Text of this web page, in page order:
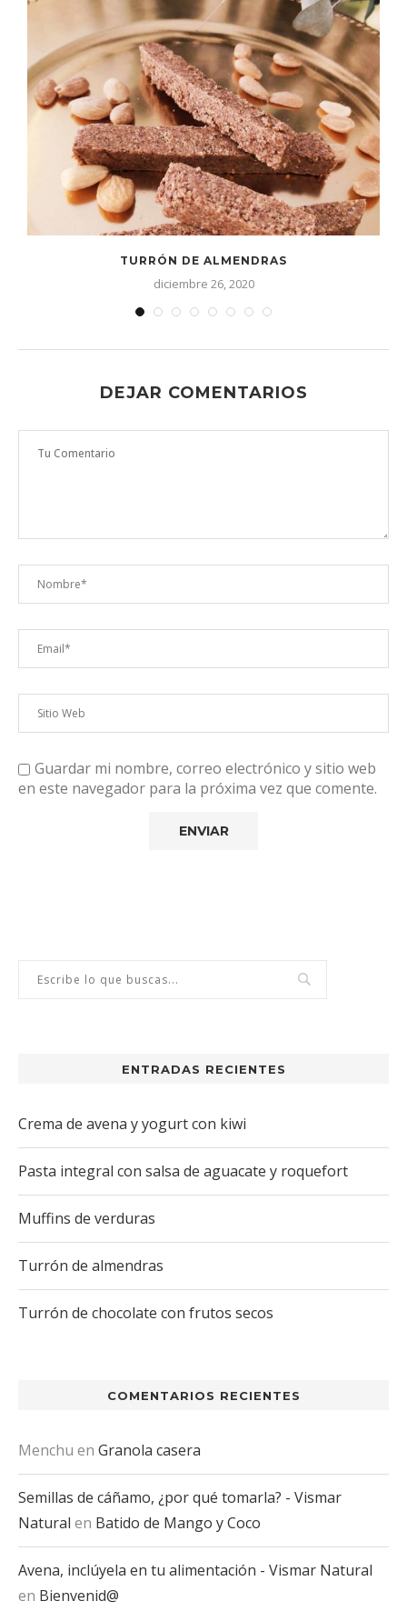
TURRÓN DE ALMENDRAS
diciembre 26, 2020
DEJAR COMENTARIOS
Guardar mi nombre, correo electrónico y sitio web
en este navegador para la próxima vez que comente.
ENTRADAS RECIENTES
Crema de avena y yogurt con kiwi
Pasta integral con salsa de aguacate y roquefort
Muffins de verduras
Turrón de almendras
Turrón de chocolate con frutos secos
COMENTARIOS RECIENTES
Menchu en Granola casera
Semillas de cáñamo, ¿por qué tomarla? - Vismar
Natural en Batido de Mango y Coco
Avena, inclúyela en tu alimentación - Vismar Natural
en Bienvenid@